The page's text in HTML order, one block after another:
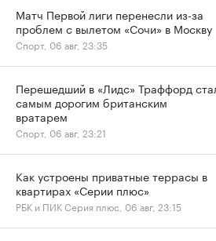
Матч Первой лиги перенесли из-за
проблем с вылетом «Сочи» в Москву
Спорт, 06 авг, 23:35
Перешедший в «Лидс» Траффорд
самым дорогим британским
вратарем
Спорт, 06 авг, 23:21
Как устроены приватные террасы в
квартирах «Серии плюс»
РБК и ПИК Серия плюс, 06 авг, 23:15